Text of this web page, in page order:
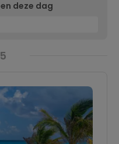
deze dag